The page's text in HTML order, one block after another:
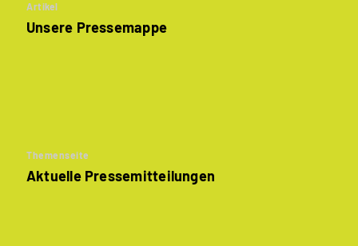
Artikel
Unsere Pressemappe
Themenseite
Aktuelle Pressemitteilungen